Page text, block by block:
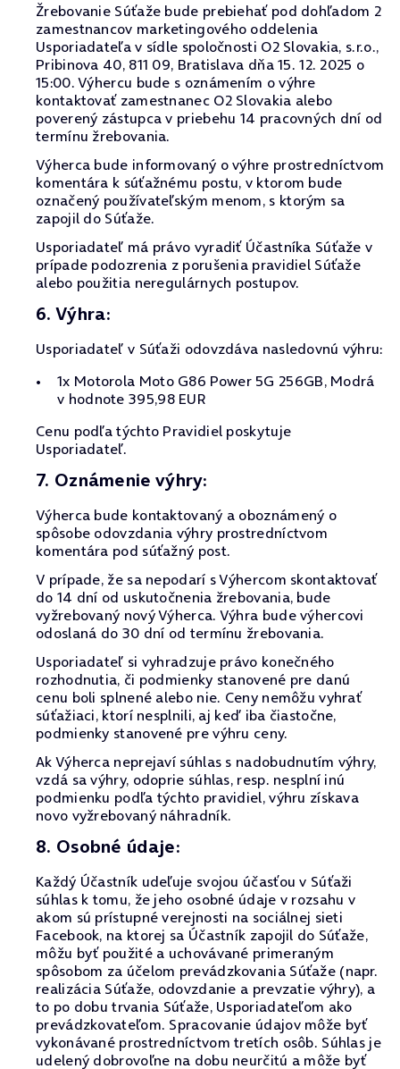
Žrebovanie Súťaže bude prebiehať pod dohľadom 2
zamestnancov marketingového oddelenia
Usporiadateľa v sídle spoločnosti O2 Slovakia, s.r.o.,
Pribinova 40, 811 09, Bratislava dňa 15. 12. 2025 o
15:00. Výhercu bude s oznámením o výhre
kontaktovať zamestnanec O2 Slovakia alebo
poverený zástupca v priebehu 14 pracovných dní od
termínu žrebovania.
Výherca bude informovaný o výhre prostredníctvom
komentára k súťažnému postu, v ktorom bude
označený používateľským menom, s ktorým sa
zapojil do Súťaže.
Usporiadateľ má právo vyradiť Účastníka Súťaže v
prípade podozrenia z porušenia pravidiel Súťaže
alebo použitia neregulárnych postupov.
6. Výhra:
Usporiadateľ v Súťaži odovzdáva nasledovnú výhru:
1x Motorola Moto G86 Power 5G 256GB, Modrá
v hodnote 395,98 EUR
Cenu podľa týchto Pravidiel poskytuje
Usporiadateľ.
7. Oznámenie výhry:
Výherca bude kontaktovaný a oboznámený o
spôsobe odovzdania výhry prostredníctvom
komentára pod súťažný post.
V prípade, že sa nepodarí s Výhercom skontaktovať
do 14 dní od uskutočnenia žrebovania, bude
vyžrebovaný nový Výherca. Výhra bude výhercovi
odoslaná do 30 dní od termínu žrebovania.
Usporiadateľ si vyhradzuje právo konečného
rozhodnutia, či podmienky stanovené pre danú
cenu boli splnené alebo nie. Ceny nemôžu vyhrať
súťažiaci, ktorí nesplnili, aj keď iba čiastočne,
podmienky stanovené pre výhru ceny.
Ak Výherca neprejaví súhlas s nadobudnutím výhry,
vzdá sa výhry, odoprie súhlas, resp. nesplní inú
podmienku podľa týchto pravidiel, výhru získava
novo vyžrebovaný náhradník.
8. Osobné údaje:
Každý Účastník udeľuje svojou účasťou v Súťaži
súhlas k tomu, že jeho osobné údaje v rozsahu v
akom sú prístupné verejnosti na sociálnej sieti
Facebook, na ktorej sa Účastník zapojil do Súťaže,
môžu byť použité a uchovávané primeraným
spôsobom za účelom prevádzkovania Súťaže (napr.
realizácia Súťaže, odovzdanie a prevzatie výhry), a
to po dobu trvania Súťaže, Usporiadateľom ako
prevádzkovateľom. Spracovanie údajov môže byť
vykonávané prostredníctvom tretích osôb. Súhlas je
udelený dobrovoľne na dobu neurčitú a môže byť